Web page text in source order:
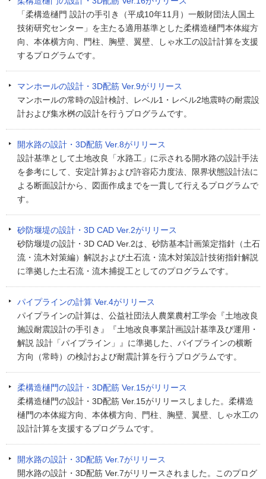
「柔構造樋門 設計の手引き（平成10年11月）一般財団法人国土
技術研究センター」を主たる適用基準とした柔構造樋門本体縦方
向、本体横方向、門柱、胸壁、翼壁、しゃ水工の設計計算を支援
するプログラムです。
マンホールの設計・3D配筋 Ver.9がリリース
マンホールの常時の設計検討、レベル1・レベル2地震時の耐震設
計および集水桝の設計を行うプログラムです。
開水路の設計・3D配筋 Ver.8がリリース
設計基準として土地改良「水路工」に示される開水路の設計手法
を参考にして、安定計算および許容応力度法、限界状態設計法に
よる断面設計から、図面作成までを一貫して行えるプログラムで
す。
砂防堰堤の設計・3D CAD Ver.2がリリース
砂防堰堤の設計・3D CAD Ver.2は、砂防基本計画策定指針（土石
流・流木対策編）解説および土石流・流木対策設計技術指針解説
に準拠した土石流・流木捕捉工としてのプログラムです。
パイプラインの計算 Ver.4がリリース
パイプラインの計算は、公益社団法人農業農村工学会『土地改良
施設耐震設計の手引き』『土地改良事業計画設計基準及び運用・
解説 設計「パイプライン」』に準拠した、パイプラインの横断
方向（常時）の検討および耐震計算を行うプログラムです。
柔構造樋門の設計・3D配筋 Ver.15がリリース
柔構造樋門の設計・3D配筋 Ver.15がリリースしました。柔構造
樋門の本体縦方向、本体横方向、門柱、胸壁、翼壁、しゃ水工の
設計計算を支援するプログラムです。
開水路の設計・3D配筋 Ver.7がリリース
開水路の設計・3D配筋 Ver.7がリリースされました。このプログ